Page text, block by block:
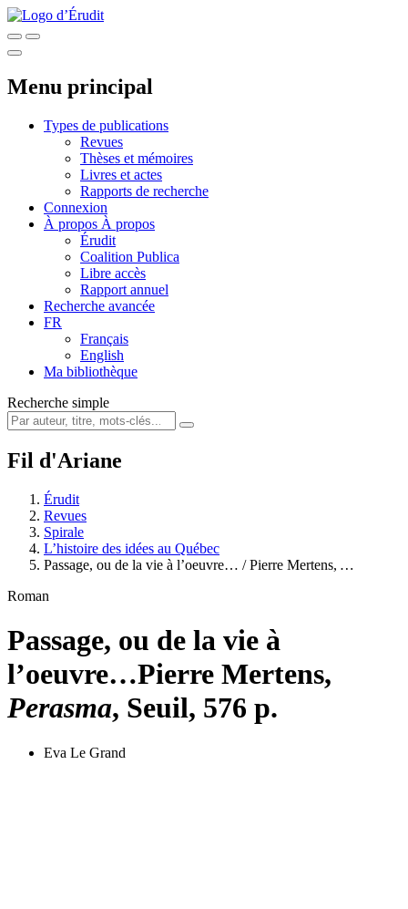
Menu principal
Types de publications
Revues
Thèses et mémoires
Livres et actes
Rapports de recherche
Connexion
À propos À propos
Érudit
Coalition Publica
Libre accès
Rapport annuel
Recherche avancée
FR
Français
English
Ma bibliothèque
Recherche simple
Fil d'Ariane
Érudit
Revues
Spirale
L’histoire des idées au Québec
Passage, ou de la vie à l’oeuvre… / Pierre Mertens, …
Roman
Passage, ou de la vie à
l’oeuvre…Pierre Mertens,
Perasma, Seuil, 576 p.
Eva Le Grand